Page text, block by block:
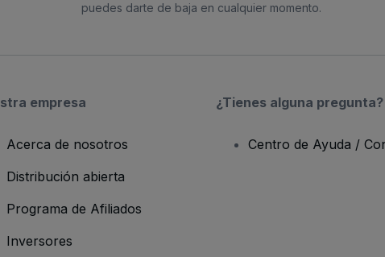
puedes darte de baja en cualquier momento.
empresa
Acerca de nosotros
Distribución abierta
Programa de Afiliados
Inversores
¿Tienes alguna pregunta?
Centro de Ayuda /